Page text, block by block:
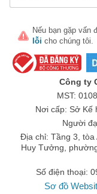
plastic và polyester.
Nếu mẹ chọn dùng
hoặc có dấu hiệu
con dùng một loại
là căn cứ cuối
Rất có thể, bé
5. Mua tã bỉm tốt
Tã bỉm là một
không thể thiếu
tã bỉm chính
dàng đi vào giấc ngủ.
Nếu bạn gặp vấn
lỗi cho chúng tôi.
Công ty
MST:
Nơi cấp: Sở Kế
Người
Địa chỉ: Tầng 3, tòa
Huy Tưởng,
Số điện thoại:
Sơ đồ